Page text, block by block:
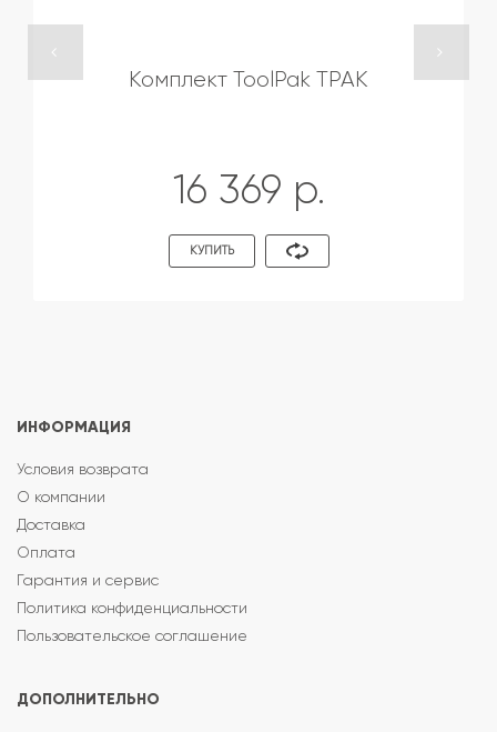
Комплект ToolPak TPAK
16 369 р.
КУПИТЬ
ИНФОРМАЦИЯ
Условия возврата
О компании
Доставка
Оплата
Гарантия и сервис
Политика конфиденциальности
Пользовательское соглашение
ДОПОЛНИТЕЛЬНО